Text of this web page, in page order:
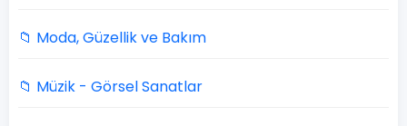
📁 Moda, Güzellik ve Bakım
📁 Müzik - Görsel Sanatlar